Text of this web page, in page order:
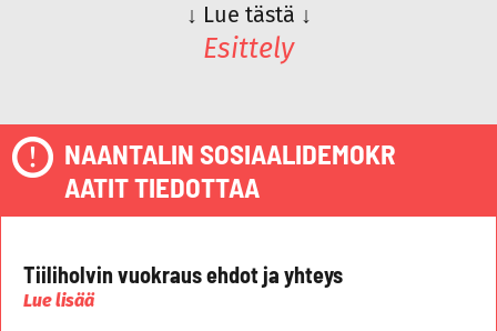
↓ Lue tästä ↓
Esittely
NAANTALIN SOSIAALIDEMOKR
AATIT TIEDOTTAA
Tiiliholvin vuokraus ehdot ja yhteys
Lue lisää